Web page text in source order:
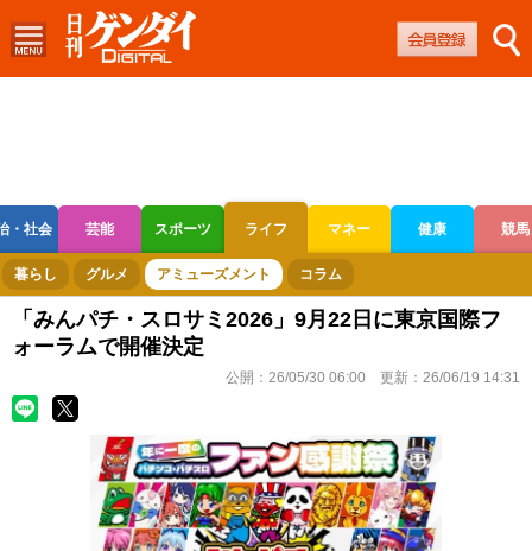
・社会 芸能 スポーツ ライフ マネー 健康 競馬
ボートレース 競輪 オートレース
暮らし グルメ アミューズメント コラム
「みんパチ・スロサミ2026」9月22日に東京国際フ
ォーラムで開催決定
公開： 26/05/30 06:00 更新： 26/06/19 14:31